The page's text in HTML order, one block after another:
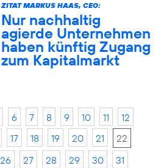
ZITAT MARKUS HAAS, CEO:
Nur nachhaltig
agierde Unternehmen
haben künftig Zugang
zum Kapitalmarkt
6 7 8 9 10 11
12
17 18 19 20 21
22
26 27 28 29 30
31